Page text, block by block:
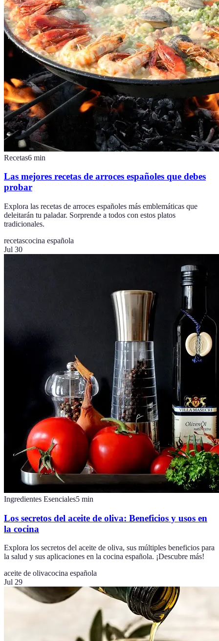
Recetas6 min
Las mejores recetas de arroces españoles que debes
probar
Explora las recetas de arroces españoles más emblemáticas que
deleitarán tu paladar. Sorprende a todos con estos platos
tradicionales.
recetascocina española
Jul 30
Ingredientes Esenciales5 min
Los secretos del aceite de oliva: Beneficios y usos en
la cocina
Explora los secretos del aceite de oliva, sus múltiples beneficios para
la salud y sus aplicaciones en la cocina española. ¡Descubre más!
aceite de olivacocina española
Jul 29